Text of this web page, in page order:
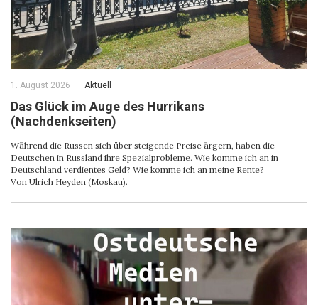
1. August 2026 Aktuell
Das Glück im Auge des Hurrikans
(Nachdenkseiten)
Während die Russen sich über steigende Preise ärgern, haben die
Deutschen in Russland ihre Spezialprobleme. Wie komme ich an in
Deutschland verdientes Geld? Wie komme ich an meine Rente?
Von Ulrich Heyden (Moskau).